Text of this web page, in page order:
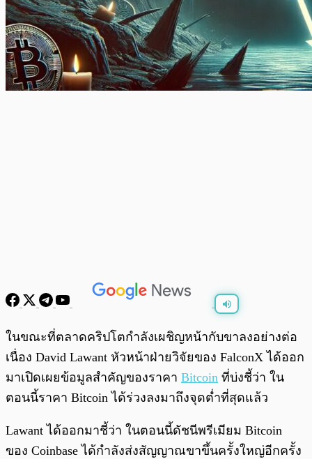
พร้อมเล่น 0:00
ในขณะที่ตลาดคริปโตกำลังเผชิญหน้ากับขาลงอย่างต่อ
เนื่อง David Lawant หัวหน้าฝ่ายวิจัยของ FalconX ได้ออก
มาเปิดเผยข้อมูลสำคัญของราคา Bitcoin ที่บ่งชี้ว่า ใน
ตอนนี้ราคา Bitcoin ได้ร่วงลงมาถึงจุดต่ำที่สุดแล้ว
Lawant ได้ออกมาชี้ว่า ในตอนนี้ดัชนีพรีเมียม Bitcoin
ของ Coinbase ได้กำลังส่งสัญญาณขาขึ้นครั้งใหญ่อีกครั้ง